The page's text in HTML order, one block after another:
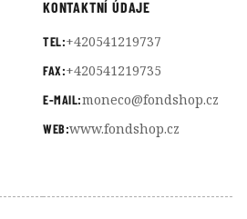
KONTAKTNÍ ÚDAJE
TEL:+420541219737
FAX:+420541219735
E-MAIL:moneco@fondshop.cz
WEB:www.fondshop.cz